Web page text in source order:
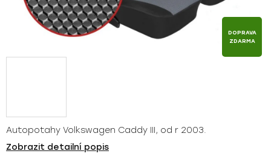
Autopotahy Volkswagen Caddy III, od r 2003.
Zobrazit detailní popis
DOPRAVA
ZDARMA